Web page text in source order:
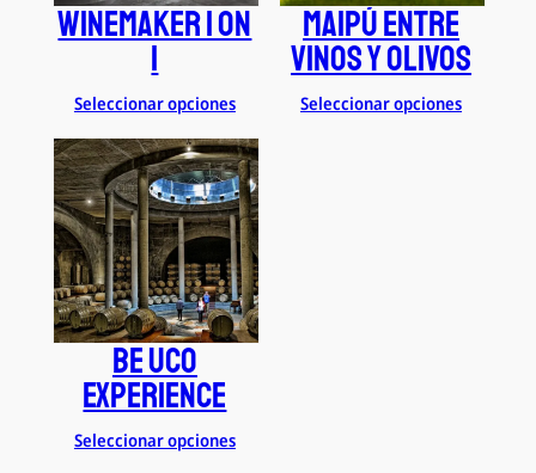
Winemaker 1 on
1
Seleccionar opciones
Maipú Entre
Vinos y Olivos
Seleccionar opciones
Be Uco
Experience
Seleccionar opciones